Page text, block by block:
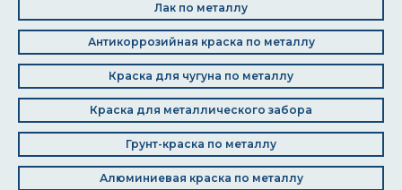
Лак по металлу
Антикоррозийная краска по металлу
Краска для чугуна по металлу
Краска для металлического забора
Грунт-краска по металлу
Алюминиевая краска по металлу